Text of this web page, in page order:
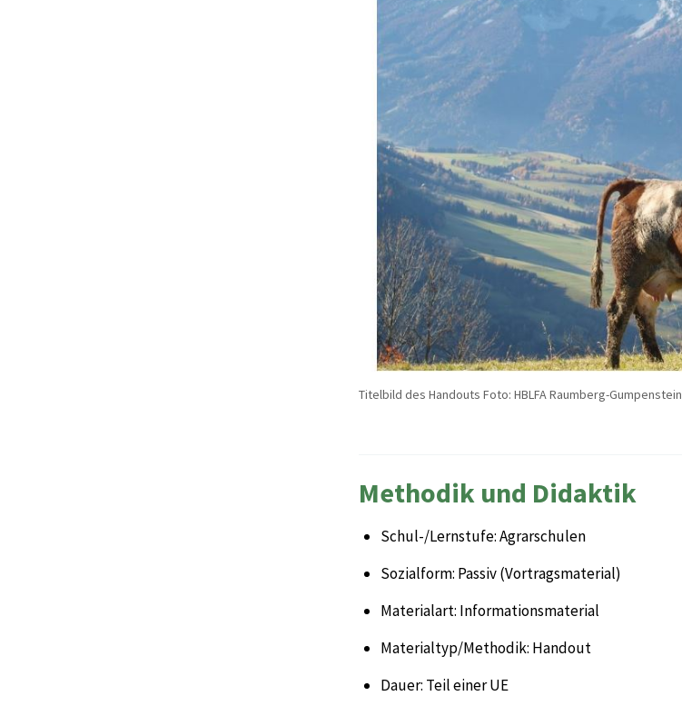
Titelbild des Handouts Foto: HBLFA Raumberg-Gumpenstein
Methodik und Didaktik
Schul-/Lernstufe: Agrarschulen
Sozialform: Passiv (Vortragsmaterial)
Materialart: Informationsmaterial
Materialtyp/Methodik: Handout
Dauer: Teil einer UE